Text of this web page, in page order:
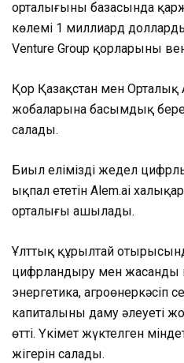
орталығының базасында
көлемі 1 миллиард
Venture Group қорларының
Қор Қазақстан мен Орталық
жобаларына басымдық
салады.
Биыл еліміздің жедел
ықпал ететін Alem.ai
орталығы ашылады.
Ұлттық құрылтай
цифрландыру мен жасанды
энергетика, агроөнеркәсіп
капиталының даму әлеуеті
өтті. Үкімет жүктелген
жігерін салады.